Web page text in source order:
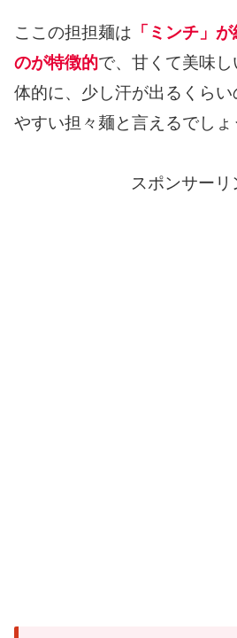
ここの担担麺は 「ミンチ」
のが特徴的で、甘くて美味
体的に、少し汗が出るくら
やすい担々麺と言えるでしょ
スポンサーリ